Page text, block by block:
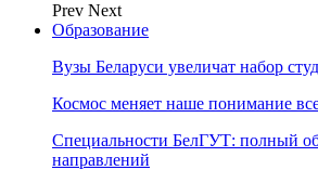
Prev Next
Образование
Вузы Беларуси увеличат набор
Космос меняет наше понимание
Специальности БелГУТ: полный
направлений